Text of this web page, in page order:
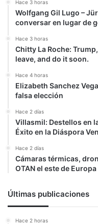
Hace 3 horas
Wolfgang Gil Lugo –
conversar en lugar de
Hace 3 horas
Chitty La Roche:
leave, and do it soon.
Hace 4 horas
Elizabeth Sanchez
falsa elección
Hace 2 días
Villasmil: Destellos en
Éxito en la Diáspora
Hace 2 días
Cámaras térmicas,
OTAN el este de
Últimas publicaciones
Hace 2 horas